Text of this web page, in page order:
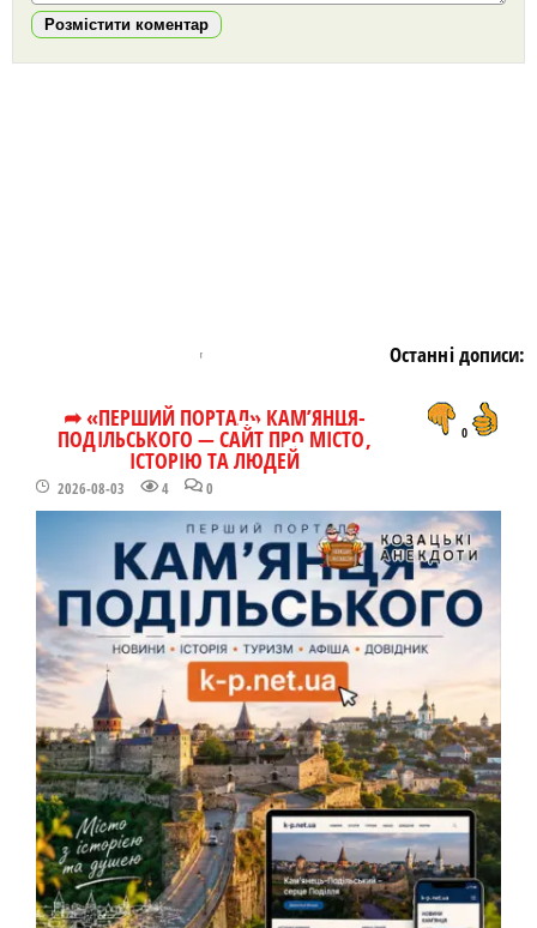
Розмістити коментар
Останні дописи:
➦ «ПЕРШИЙ ПОРТАЛ» КАМ’ЯНЦЯ-
ПОДІЛЬСЬКОГО — САЙТ ПРО МІСТО,
ІСТОРІЮ ТА ЛЮДЕЙ
2026-08-03 4 0
0